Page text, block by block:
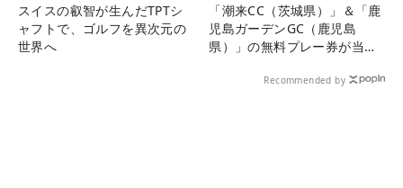
スイスの叡智が生んだTPTシ
ャフトで、ゴルフを異次元の
世界へ
「潮来CC（茨城県）」＆「鹿
児島ガーデンGC（鹿児島
県）」の無料プレー券が当た
Recommended by